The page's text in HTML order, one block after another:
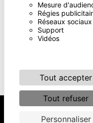
Mesure
Régies
Réseaux sociaux
Support
Vidéos
Tout accepter
Tout refuser
Personnaliser
** Les